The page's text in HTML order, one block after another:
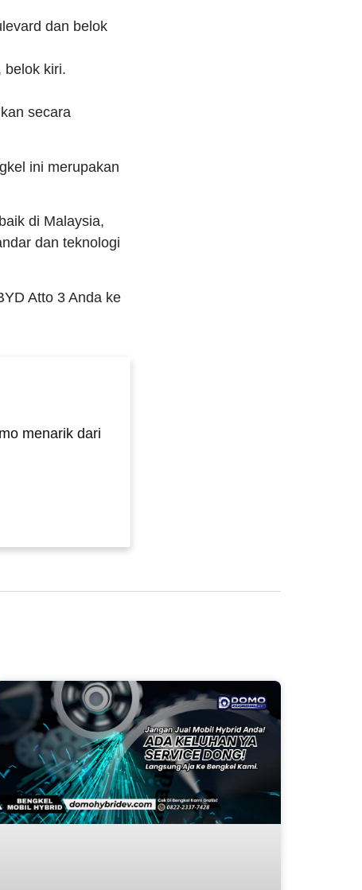
dan belok
belok kiri.
secara
ini merupakan
di Malaysia,
dan teknologi
Atto 3 Anda ke
menarik dari